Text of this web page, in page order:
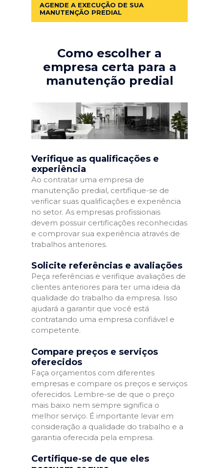
AGENDE A EXECUÇÃO DE SUA
MANUTENÇÃO PREDIAL
Como escolher a
empresa certa para a
manutenção predial
Verifique as qualificações e
experiência
Ao contratar uma empresa de
manutenção predial, certifique-se de
verificar suas qualificações e experiência
no setor. As empresas profissionais
devem possuir certificações reconhecidas
e comprovar sua experiência através de
trabalhos anteriores.
Solicite referências e avaliações
Peça referências e verifique avaliações de
clientes anteriores para ter uma ideia da
qualidade do trabalho da empresa. Isso
ajudará a garantir que você está
contratando uma empresa confiável e
competente.
Compare preços e serviços
oferecidos
Faça orçamentos com diferentes
empresas e compare os preços e serviços
oferecidos. Lembre-se de que o preço
mais baixo nem sempre significa o
melhor serviço. É importante levar em
consideração a qualidade do trabalho e a
garantia oferecida pela empresa.
Certifique-se de que eles